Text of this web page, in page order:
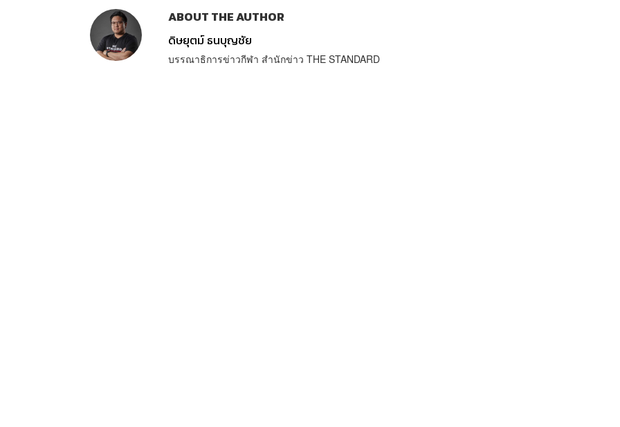
ABOUT THE AUTHOR
ดิษยุตม์ ธนบุญชัย
บรรณาธิการข่าวกีฬา สำนักข่าว THE STANDARD